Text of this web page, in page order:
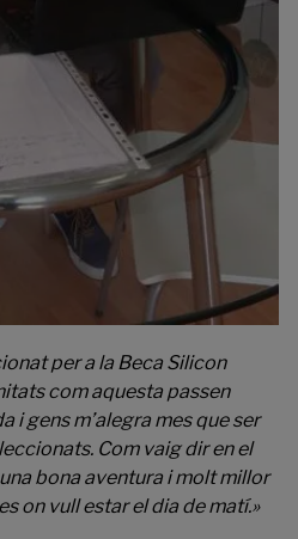
per a la Beca Silicon
com aquesta passen
i gens m’alegra mes que ser
Com vaig dir en el
bona aventura i molt millor
on vull estar el dia de matí.»